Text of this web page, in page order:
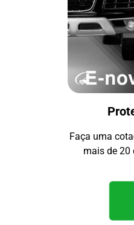
Faça uma
mais de 20